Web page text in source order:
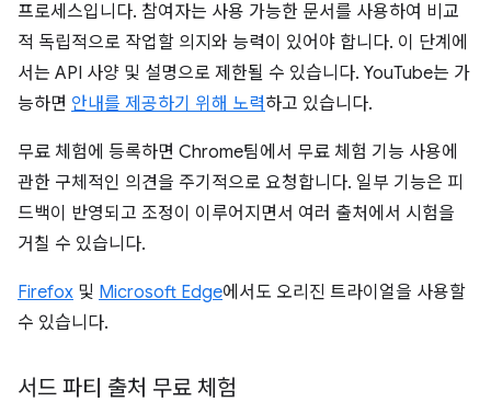
프로세스입니다. 참여자는 사용 가능한 문서를 사용하여 비교
적 독립적으로 작업할 의지와 능력이 있어야 합니다. 이 단계에
서는 API 사양 및 설명으로 제한될 수 있습니다. YouTube는 가
능하면 안내를 제공하기 위해 노력하고 있습니다.
무료 체험에 등록하면 Chrome팀에서 무료 체험 기능 사용에
관한 구체적인 의견을 주기적으로 요청합니다. 일부 기능은 피
드백이 반영되고 조정이 이루어지면서 여러 출처에서 시험을
거칠 수 있습니다.
Firefox 및 Microsoft Edge에서도 오리진 트라이얼을 사용할
수 있습니다.
서드 파티 출처 무료 체험